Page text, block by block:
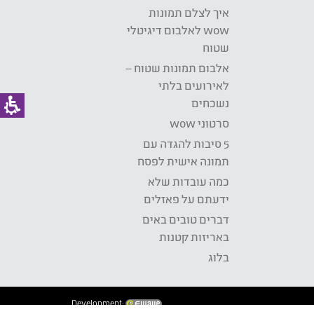
איך לצלם תמונות
wow לאלבום דיגיטלי
שטוח
אלבום תמונות שטוח –
לאירועים בלתי
נשכחים
סרטוני wow
5 סיבות להגדה עם
תמונה אישית לפסח
כמה עובדות שלא
ידעתם על פאזלים
דברים טובים באים
באריזות קטנות
בלוג
Development: